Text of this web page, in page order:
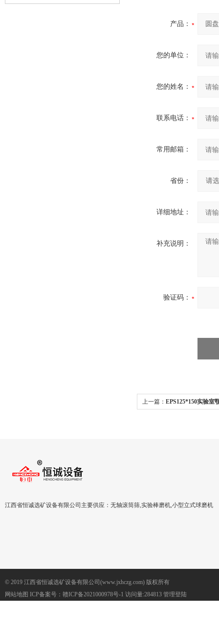
进展
产品：
您的单位：
您的姓名：
联系电话：
常用邮箱：
省份：
详细地址：
补充说明：
验证码：
上一篇： EPS125*150实验室
江西省恒诚选矿设备有限公司主要供应：无轴滚筒筛,实验棒磨机,小型立式球磨机
© 2019 江西省恒诚选矿设备有限公司(www.jxhczg.com) 版权所有
网站地图 ICP备案号： 赣ICP备2021000978号-1 访问量:284813 管理登陆